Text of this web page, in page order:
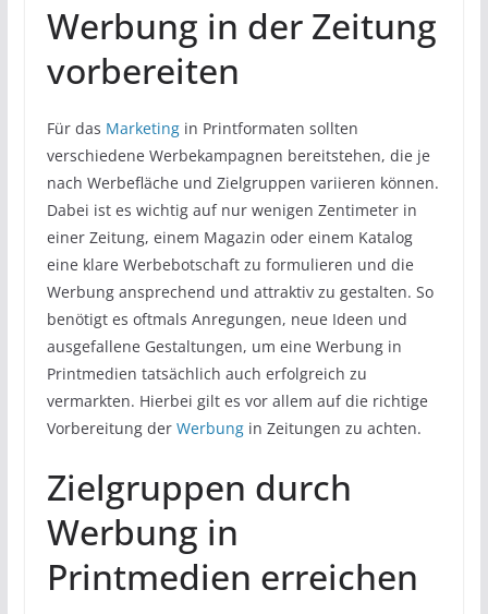
Werbung in der Zeitung
vorbereiten
Für das Marketingin Printformaten sollten
verschiedene Werbekampagnen bereitstehen, die je
nach Werbefläche und Zielgruppen variieren können.
Dabei ist es wichtig auf nur wenigen Zentimeter in
einer Zeitung, einem Magazin oder einem Katalog
eine klare Werbebotschaft zu formulieren und die
Werbung ansprechend und attraktiv zu gestalten. So
benötigt es oftmals Anregungen, neue Ideen und
ausgefallene Gestaltungen, um eine Werbung in
Printmedien tatsächlich auch erfolgreich zu
vermarkten. Hierbei gilt es vor allem auf die richtige
Vorbereitung der Werbungin Zeitungen zu achten.
Zielgruppen durch
Werbung in
Printmedien erreichen